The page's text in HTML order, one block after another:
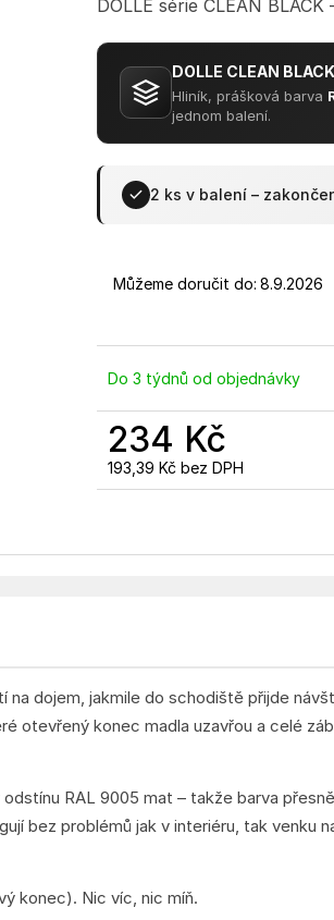
DOLLE série CLEAN
DOLLE CLEAN
Hliník, prášková barva
jednom balení.
2 ks v balení –
Můžeme doručit do: 8.9.2026
Do 3 týdnů od objednávky
234 Kč
193,39 Kč bez DPH
Měrná
dojem, jakmile do schodiště přijde
otevřený konec madla uzavřou a celé
RAL 9005 mat – takže barva
bez problémů jak v interiéru, tak venku
konec). Nic víc, nic míň.